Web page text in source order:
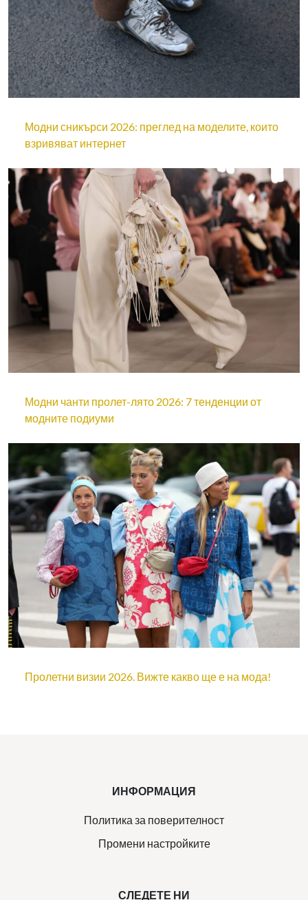
Модни сникърси 2026: преглед на моделите, които
взривяват интернет
Модни чанти пролет-лято 2026: 7 тенденции от
модните подиуми
Пролетни визии 2026. Вижте какво ще е на мода!
ИНФОРМАЦИЯ
Политика за поверителност
Промени настройките
СЛЕДЕТЕ НИ